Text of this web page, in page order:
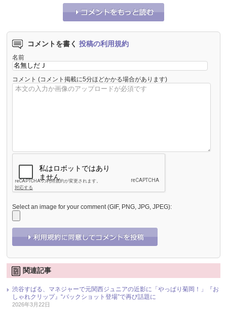
コメントを書く 投稿の利用規約
名前
コメント (コメント掲載に5分ほどかかる場合があります)
Select an image for your comment (GIF, PNG, JPG, JPEG):
関連記事
渋谷すばる、マネジャーで元関西ジュニアの近影に「やっぱり菊岡！」『お
しゃれクリップ』“バックショット登場”で再び話題に
2026年3月22日